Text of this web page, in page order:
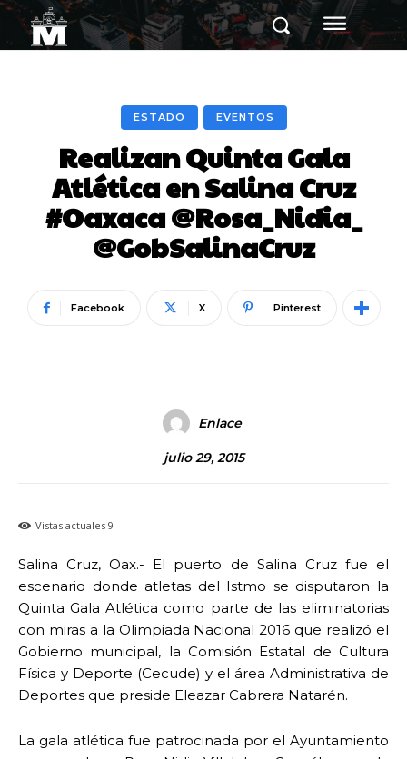
ESTADO EVENTOS
Realizan Quinta Gala
Atlética en Salina Cruz
#Oaxaca @Rosa_Nidia_
@GobSalinaCruz
Facebook X Pinterest
Enlace
julio 29, 2015
Vistas actuales 9
Salina Cruz, Oax.- El puerto de Salina Cruz fue el
escenario donde atletas del Istmo se disputaron la
Quinta Gala Atlética como parte de las eliminatorias
con miras a la Olimpiada Nacional 2016 que realizó el
Gobierno municipal, la Comisión Estatal de Cultura
Física y Deporte (Cecude) y el área Administrativa de
Deportes que preside Eleazar Cabrera Natarén.
La gala atlética fue patrocinada por el Ayuntamiento